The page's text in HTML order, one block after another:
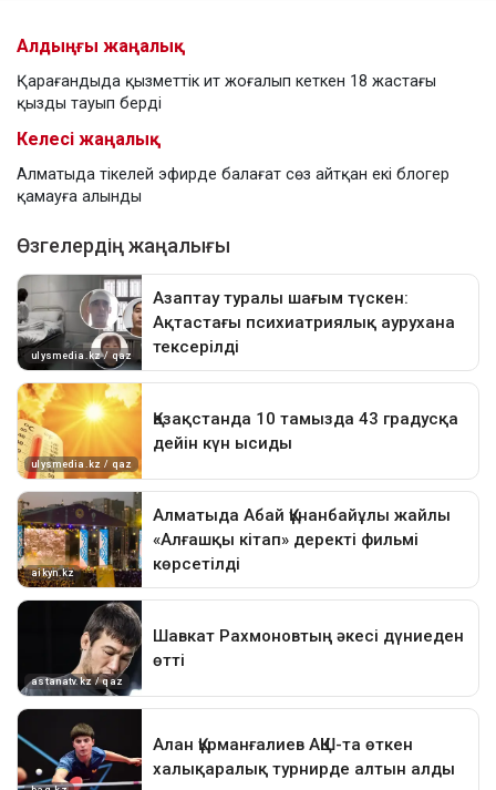
Алдыңғы жаңалық
Қарағандыда қызметтік ит жоғалып кеткен 18 жастағы
қызды тауып берді
Келесі жаңалық
Алматыда тікелей эфирде балағат сөз айтқан екі блогер
қамауға алынды